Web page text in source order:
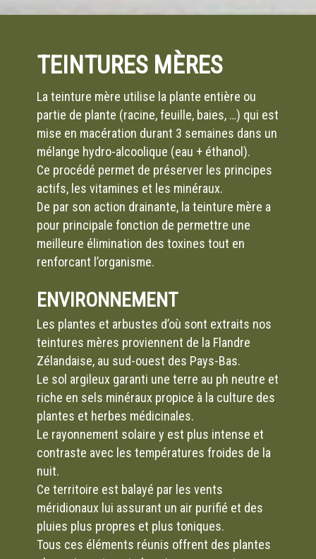
TEINTURES MÈRES
La teinture mère utilise la plante entière ou
partie de plante (racine, feuille, baies, …) qui est
mise en macération durant 3 semaines dans un
mélange hydro-alcoolique (eau + éthanol).
Ce procédé permet de préserver les principes
actifs, les vitamines et les minéraux.
De par son action drainante, la teinture mère a
pour principale fonction de permettre une
meilleure élimination des toxines tout en
renforcant l’organisme.
ENVIRONNEMENT
Les plantes et arbustes d’où sont extraits nos
teintures mères proviennent de la Flandre
Zélandaise, au sud-ouest des Pays-Bas.
Le sol argileux garanti une terre au ph neutre et
riche en sels minéraux propice à la culture des
plantes et herbes médicinales.
Le rayonnement solaire y est plus intense et
contraste avec les températures froides de la
nuit.
Ce territoire est balayé par les vents
méridionaux lui assurant un air purifié et des
pluies plus propres et plus toniques.
Tous ces éléments réunis offrent des plantes